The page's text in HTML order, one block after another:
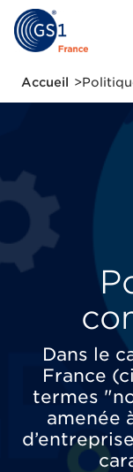
Aller
au
contenu
d'Ariane
Accueil
Dans le
France
termes
amenée